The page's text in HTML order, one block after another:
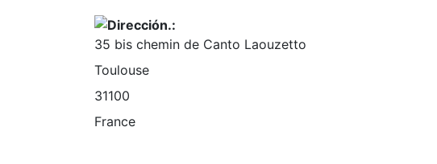
35 bis chemin de Canto Laouzetto
Toulouse
31100
France